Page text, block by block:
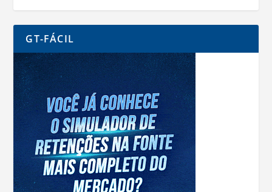
GT-FÁCIL